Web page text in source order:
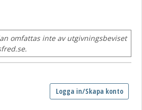
omfattas inte av utgivningsbeviset